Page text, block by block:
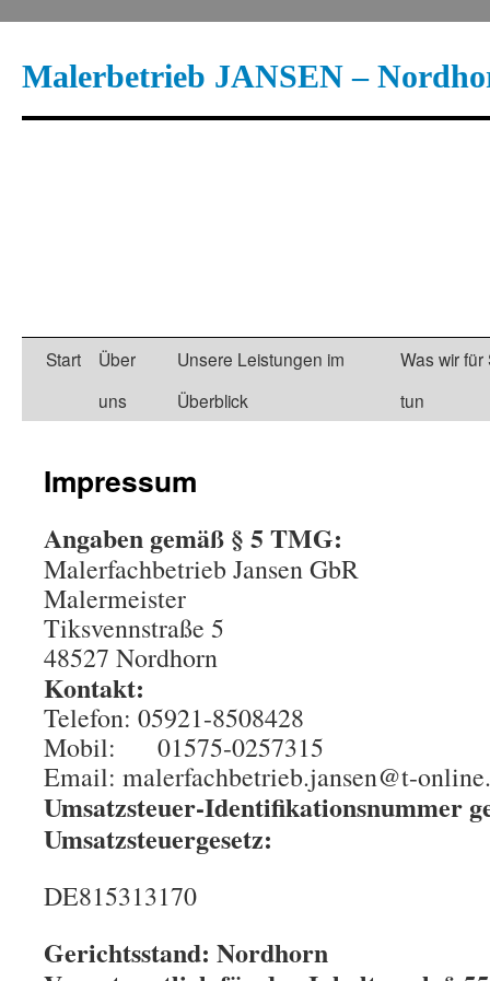
Malerbetrieb JANSEN –
Springe
Start
Über
uns
Unsere Leistungen im
Überblick
Was wir für
tun
Impressum
Angaben gemäß § 5 TMG:
Malerfachbetrieb Jansen GbR
Malermeister
Tiksvennstraße 5
48527 Nordhorn
Kontakt:
Telefon: 05921-8508428
Mobil: 01575-0257315
Email: malerfachbetrieb.jansen@t-
Umsatzsteuer-Identifikationsnummer
Umsatzsteuergesetz:
DE815313170
Gerichtsstand: Nordhorn